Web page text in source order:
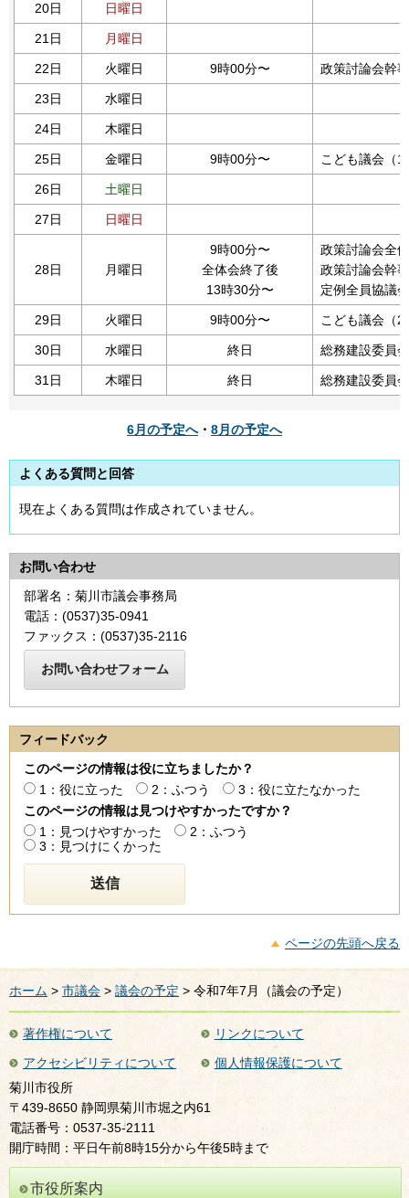
20日 日曜日
21日 月曜日
22日 火曜日 9時00分〜 政策討論会幹
23日 水曜日
24日 木曜日
25日 金曜日 9時00分〜 こども議会（1
26日 土曜日
27日 日曜日
28日 月曜日
9時00分〜
全体会終了後
13時30分〜
政策討論会全
政策討論会幹
定例全員協議会
29日 火曜日 9時00分〜 こども議会（2
30日 水曜日 終日 総務建設委員
31日 木曜日 終日 総務建設委員
6月の予定へ・ 8月の予定へ
よくある質問と回答
現在よくある質問は作成されていません。
お問い合わせ
部署名：菊川市議会事務局
電話：(0537)35-0941
ファックス：(0537)35-2116
フィードバック
このページの情報は役に立ちましたか？
1：役に立った
2：ふつう
3：役に立たなかった
このページの情報は見つけやすかったですか？
1：見つけやすかった
2：ふつう
3：見つけにくかった
ページの先頭へ戻る
ホーム > 市議会 > 議会の予定 > 令和7年7月（議会の予定）
著作権について
リンクについて
アクセシビリティについて
個人情報保護について
菊川市役所
〒439-8650 静岡県菊川市堀之内61
電話番号：0537-35-2111
開庁時間：平日午前8時15分から午後5時まで
市役所案内